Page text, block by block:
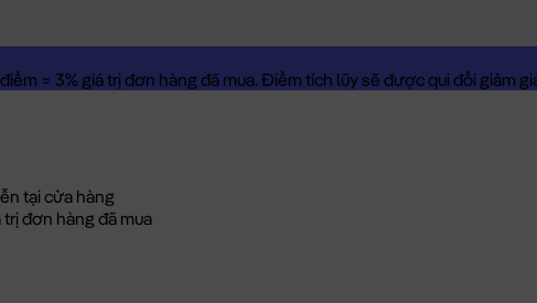
= 3% giá trị đơn hàng đã mua. Điểm tích lũy sẽ được qui đổi giảm
tại cửa hàng
đơn hàng đã mua